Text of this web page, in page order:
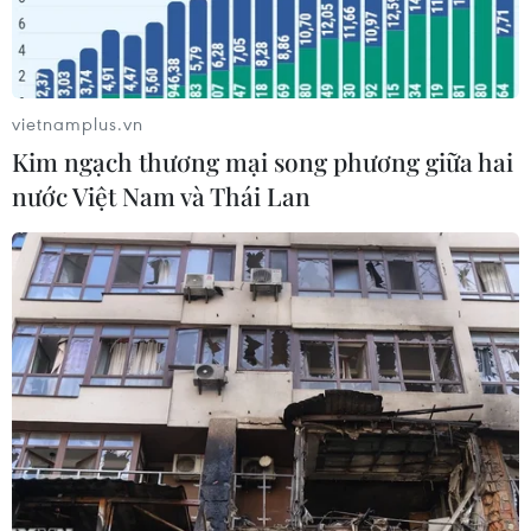
pháp.
Ngoại trưởng Cuba Bruno Rodriguez (trái) tại điểm bầu cử
Quốc hội ở La Habana ngày 26/3/2023. (Nguồn: AFP/TTXVN)
Theo phóng viên TTXVN tại La Habana, đúng
19:00h ngày 26/3 giờ địa phương (6h00 ngày
vietnamplus.vn
Kim ngạch thương mại song phương giữa hai
nước Việt Nam và Thái Lan